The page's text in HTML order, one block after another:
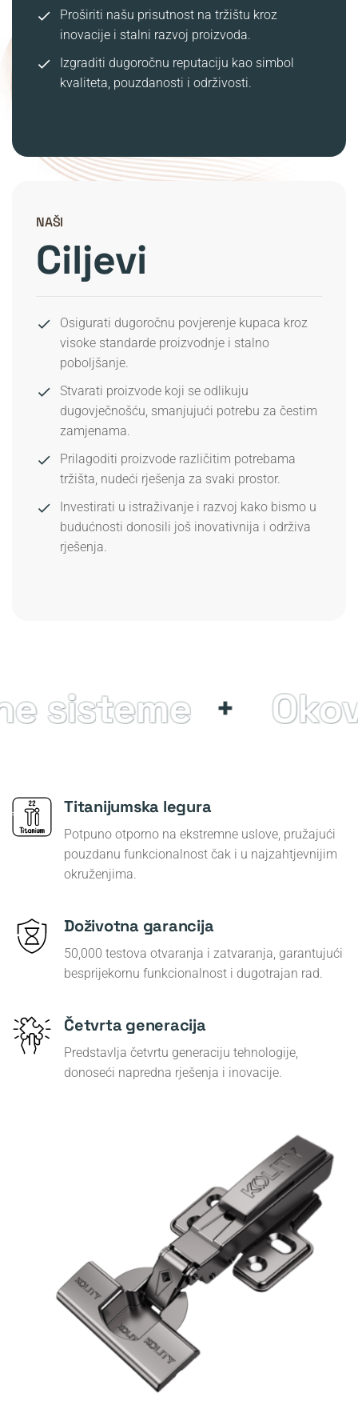
Proširiti našu prisutnost na tržištu kroz
inovacije i stalni razvoj proizvoda.
Izgraditi dugoročnu reputaciju kao simbol
kvaliteta, pouzdanosti i održivosti.
NAŠI
Ciljevi
Osigurati dugoročnu povjerenje kupaca kroz
visoke standarde proizvodnje i stalno
poboljšanje.
Stvarati proizvode koji se odlikuju
dugovječnošću, smanjujući potrebu za čestim
zamjenama.
Prilagoditi proizvode različitim potrebama
tržišta, nudeći rješenja za svaki prostor.
Investirati u istraživanje i razvoj kako bismo u
budućnosti donosili još inovativnija i održiva
rješenja.
sisteme
Titanijumska legura
Potpuno otporno na ekstremne uslove, pružajući
pouzdanu funkcionalnost čak i u najzahtjevnijim
okruženjima.
Doživotna garancija
50,000 testova otvaranja i zatvaranja, garantujući
besprijekornu funkcionalnost i dugotrajan rad.
Četvrta generacija
Predstavlja četvrtu generaciju tehnologije,
donoseći napredna rješenja i inovacije.